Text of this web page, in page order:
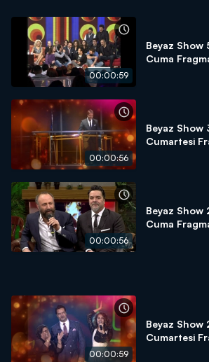
00:00:59
Beyaz
Cuma
00:00:56
Beyaz Show
Cumartesi
00:00:56
Beyaz Show
Cuma
00:00:59
Beyaz Show
Cumartesi